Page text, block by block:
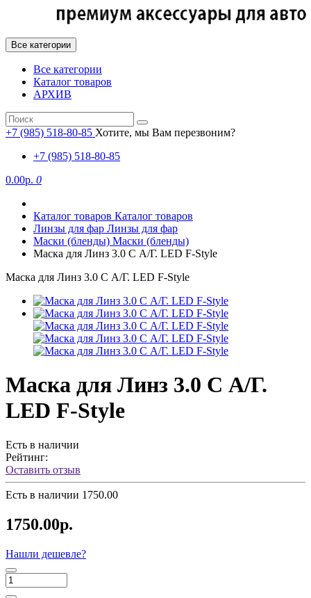
Все категории
Все категории
Каталог товаров
АРХИВ
+7 (985) 518-80-85 Хотите, мы Вам перезвоним?
+7 (985) 518-80-85
0.00р. 0
Каталог товаров Каталог товаров
Линзы для фар Линзы для фар
Маски (бленды) Маски (бленды)
Маска для Линз 3.0 С А/Г. LED F-Style
Маска для Линз 3.0 С А/Г. LED F-Style
Маска для Линз 3.0 С А/Г.
LED F-Style
Есть в наличии
Рейтинг:
Оставить отзыв
Есть в наличии 1750.00
1750.00р.
Нашли дешевле?